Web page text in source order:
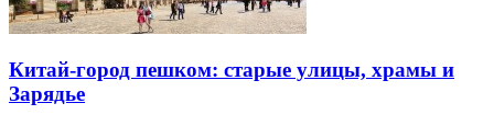
Китай-город пешком: старые улицы, храмы и
Зарядье